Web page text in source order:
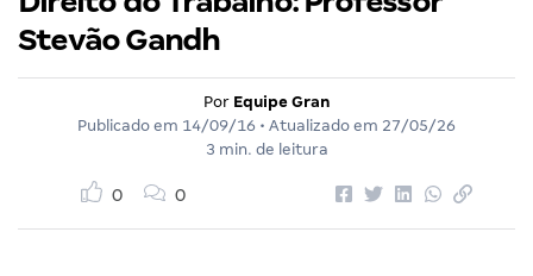
Stevão Gandh
Por Equipe Gran
Publicado em 14/09/16 • Atualizado em 27/05/26
3 min. de leitura
0 0